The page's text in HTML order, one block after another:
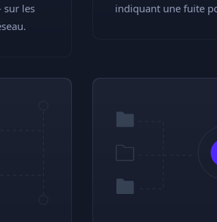
sur les
indiquant une fuite